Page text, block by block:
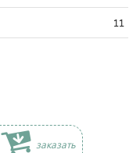
11
заказать